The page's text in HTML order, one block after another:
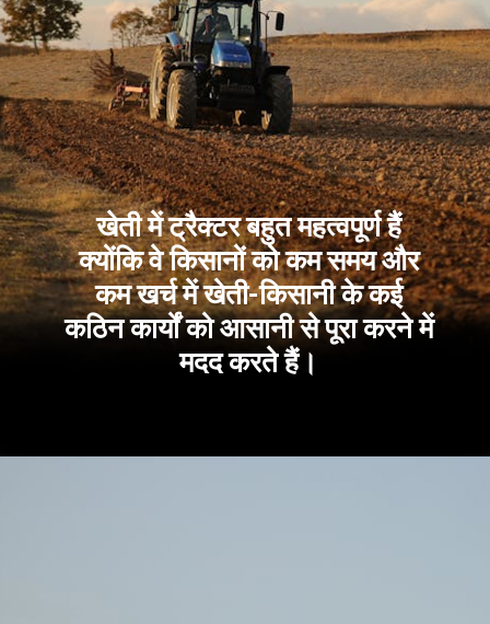
खेती में ट्रैक्टर बहुत महत्वपूर्ण हैं
क्योंकि वे किसानों को कम समय और
कम खर्च में खेती-किसानी के कई
कठिन कार्यों को आसानी से पूरा करने में
मदद करते हैं।